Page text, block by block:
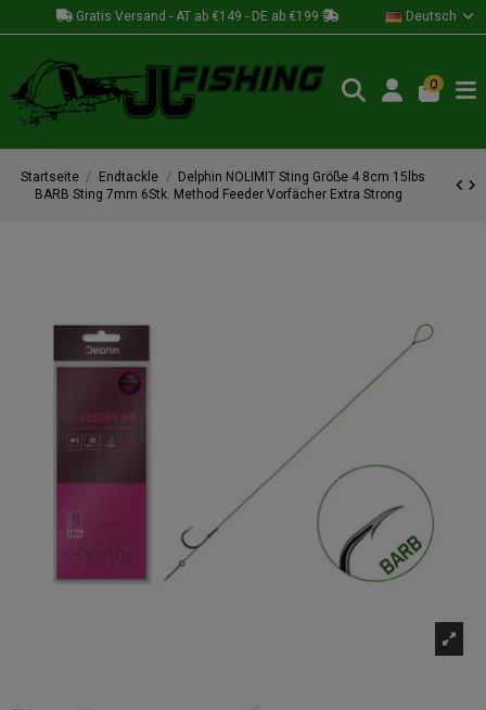
Gratis Versand - AT ab €149 - DE ab €199 Deutsch
0
Startseite Endtackle
Delphin NOLIMIT Sting Größe 4 8cm 15lbs
BARB Sting 7mm 6Stk. Method Feeder Vorfächer Extra Strong